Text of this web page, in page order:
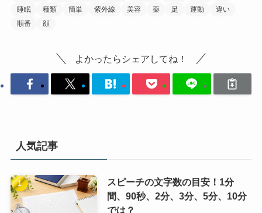
睡眠
種類 簡単 紫外線 美容 薬 足 運動
違い
順番
顔
よかったらシェアしてね！
人気記事
スピーチの文字数の目安！1分
間、90秒、2分、3分、5分、10分
では？